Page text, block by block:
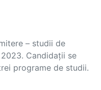
– studii de
Candidații se
programe de studii.